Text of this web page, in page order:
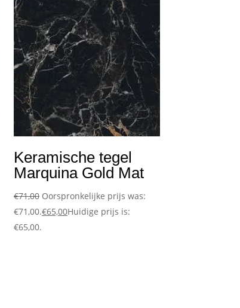
Keramische tegel
Marquina Gold Mat
€71,00 Oorspronkelijke prijs was:
€71,00.€65,00Huidige prijs is:
€65,00.